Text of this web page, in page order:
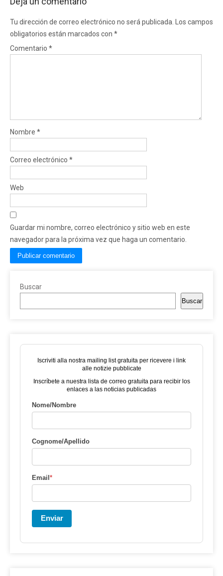
Tu dirección de correo electrónico no será publicada.
Los campos
obligatorios están marcados con *
Comentario *
Nombre *
Correo electrónico *
Web
Guardar mi nombre, correo electrónico y sitio web en este
navegador para la próxima vez que haga un comentario.
Buscar
Buscar
Iscriviti alla nostra mailing list gratuita per ricevere i link
alle notizie pubblicate
Inscríbete a nuestra lista de correo gratuita para recibir los
enlaces a las noticias publicadas
Nome/Nombre
Cognome/Apellido
Email*
Enviar